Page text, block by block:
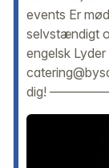
events Er
selvstændigt
engelsk
dig!